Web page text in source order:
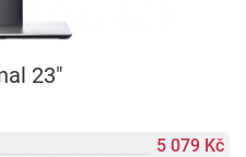
23"
5 079 Kč